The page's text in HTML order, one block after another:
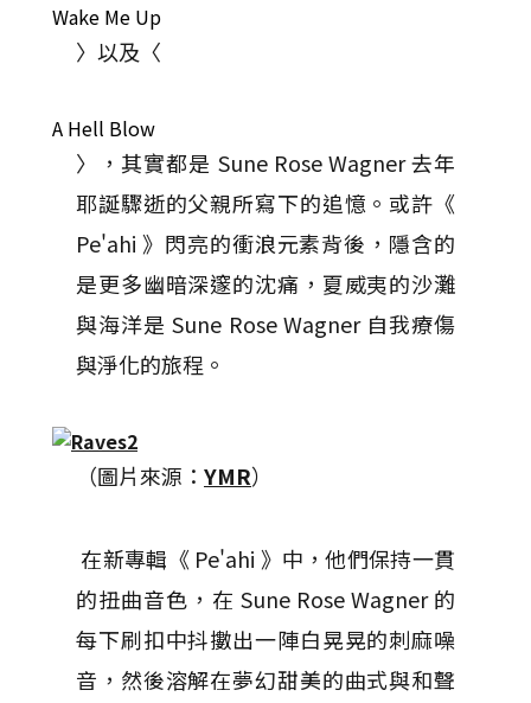
Wake Me Up
〉以及〈
A Hell Blow
〉，其實都是 Sune Rose Wagner 去年
耶誕驟逝的父親所寫下的追憶。或許《
Pe'ahi 》閃亮的衝浪元素背後，隱含的
是更多幽暗深邃的沈痛，夏威夷的沙灘
與海洋是 Sune Rose Wagner 自我療傷
與淨化的旅程。
（圖片來源： YMR）
在新專輯《 Pe'ahi 》中，他們保持一貫
的扭曲音色，在 Sune Rose Wagner 的
每下刷扣中抖擻出一陣白晃晃的刺麻噪
音，然後溶解在夢幻甜美的曲式與和聲